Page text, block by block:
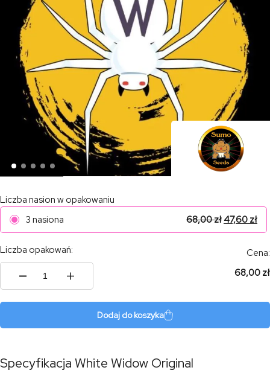
Liczba nasion w opakowaniu
3 nasiona
68,00zł47,60 zł
Liczba opakowań:
ilość
Cena:
68,00 zł
Dodaj do koszyka
Specyfikacja White Widow Original